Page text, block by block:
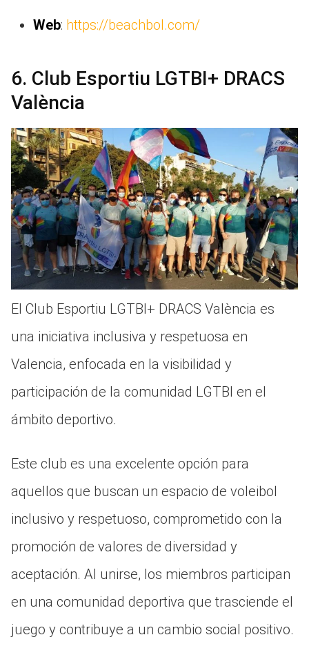
Web: https://beachbol.com/
6. Club Esportiu LGTBI+ DRACS
València
El Club Esportiu LGTBI+ DRACS València es
una iniciativa inclusiva y respetuosa en
Valencia, enfocada en la visibilidad y
participación de la comunidad LGTBI en el
ámbito deportivo.
Este club es una excelente opción para
aquellos que buscan un espacio de voleibol
inclusivo y respetuoso, comprometido con la
promoción de valores de diversidad y
aceptación. Al unirse, los miembros participan
en una comunidad deportiva que trasciende el
juego y contribuye a un cambio social positivo.